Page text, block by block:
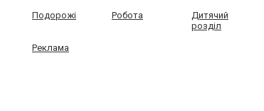
Подорожі Робота
Дитячий
розділ
Реклама